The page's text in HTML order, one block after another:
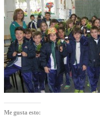
Me gusta esto: